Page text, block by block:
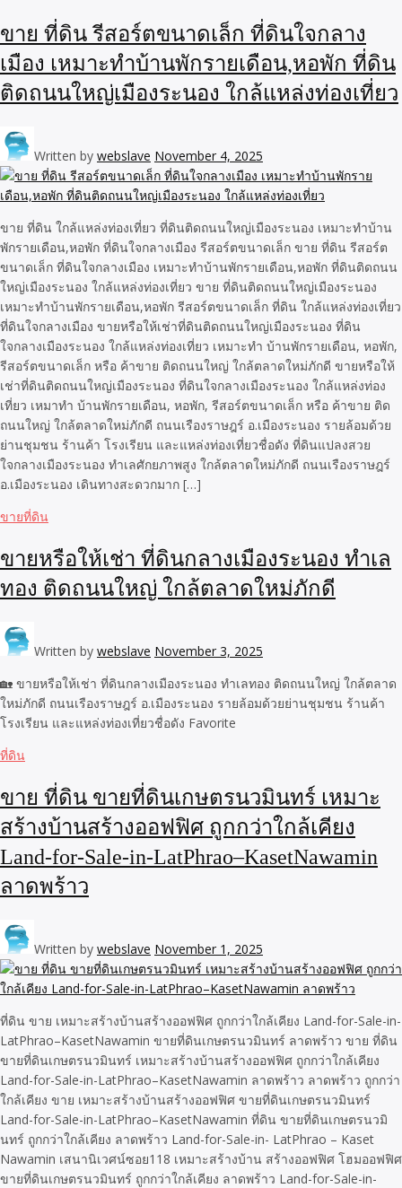
ขาย ที่ดิน รีสอร์ตขนาดเล็ก ที่ดินใจกลาง
เมือง เหมาะทำบ้านพักรายเดือน,หอพัก ที่ดิน
ติดถนนใหญ่เมืองระนอง ใกล้แหล่งท่องเที่ยว
Written by webslave November 4, 2025
ขาย ที่ดิน ใกล้แหล่งท่องเที่ยว ที่ดินติดถนนใหญ่เมืองระนอง เหมาะทำบ้าน
พักรายเดือน,หอพัก ที่ดินใจกลางเมือง รีสอร์ตขนาดเล็ก ขาย ที่ดิน รีสอร์ต
ขนาดเล็ก ที่ดินใจกลางเมือง เหมาะทำบ้านพักรายเดือน,หอพัก ที่ดินติดถนน
ใหญ่เมืองระนอง ใกล้แหล่งท่องเที่ยว ขาย ที่ดินติดถนนใหญ่เมืองระนอง
เหมาะทำบ้านพักรายเดือน,หอพัก รีสอร์ตขนาดเล็ก ที่ดิน ใกล้แหล่งท่องเที่ยว
ที่ดินใจกลางเมือง ขายหรือให้เช่าที่ดินติดถนนใหญ่เมืองระนอง ที่ดิน
ใจกลางเมืองระนอง ใกล้แหล่งท่องเที่ยว เหมาะทำ บ้านพักรายเดือน, หอพัก,
รีสอร์ตขนาดเล็ก หรือ ค้าขาย ติดถนนใหญ่ ใกล้ตลาดใหม่ภักดี ขายหรือให้
เช่าที่ดินติดถนนใหญ่เมืองระนอง ที่ดินใจกลางเมืองระนอง ใกล้แหล่งท่อง
เที่ยว เหมาทำ บ้านพักรายเดือน, หอพัก, รีสอร์ตขนาดเล็ก หรือ ค้าขาย ติด
ถนนใหญ่ ใกล้ตลาดใหม่ภักดี ถนนเรืองราษฎร์ อ.เมืองระนอง รายล้อมด้วย
ย่านชุมชน ร้านค้า โรงเรียน และแหล่งท่องเที่ยวชื่อดัง ที่ดินแปลงสวย
ใจกลางเมืองระนอง ทำเลศักยภาพสูง ใกล้ตลาดใหม่ภักดี ถนนเรืองราษฎร์
อ.เมืองระนอง เดินทางสะดวกมาก […]
ขายที่ดิน
ขายหรือให้เช่า ที่ดินกลางเมืองระนอง ทำเล
ทอง ติดถนนใหญ่ ใกล้ตลาดใหม่ภักดี
Written by webslave November 3, 2025
🏡 ขายหรือให้เช่า ที่ดินกลางเมืองระนอง ทำเลทอง ติดถนนใหญ่ ใกล้ตลาด
ใหม่ภักดี ถนนเรืองราษฎร์ อ.เมืองระนอง รายล้อมด้วยย่านชุมชน ร้านค้า
โรงเรียน และแหล่งท่องเที่ยวชื่อดัง Favorite
ที่ดิน
ขาย ที่ดิน ขายที่ดินเกษตรนวมินทร์ เหมาะ
สร้างบ้านสร้างออฟฟิศ ถูกกว่าใกล้เคียง
Land-for-Sale-in-LatPhrao–KasetNawamin
ลาดพร้าว
Written by webslave November 1, 2025
ที่ดิน ขาย เหมาะสร้างบ้านสร้างออฟฟิศ ถูกกว่าใกล้เคียง Land-for-Sale-in-
LatPhrao–KasetNawamin ขายที่ดินเกษตรนวมินทร์ ลาดพร้าว ขาย ที่ดิน
ขายที่ดินเกษตรนวมินทร์ เหมาะสร้างบ้านสร้างออฟฟิศ ถูกกว่าใกล้เคียง
Land-for-Sale-in-LatPhrao–KasetNawamin ลาดพร้าว ลาดพร้าว ถูกกว่า
ใกล้เคียง ขาย เหมาะสร้างบ้านสร้างออฟฟิศ ขายที่ดินเกษตรนวมินทร์
Land-for-Sale-in-LatPhrao–KasetNawamin ที่ดิน ขายที่ดินเกษตรนวมิ
นทร์ ถูกกว่าใกล้เคียง ลาดพร้าว Land-for-Sale-in- LatPhrao – Kaset
Nawamin เสนานิเวศน์ซอย118 เหมาะสร้างบ้าน สร้างออฟฟิศ โฮมออฟฟิศ
ขายที่ดินเกษตรนวมินทร์ ถูกกว่าใกล้เคียง ลาดพร้าว Land-for-Sale-in-